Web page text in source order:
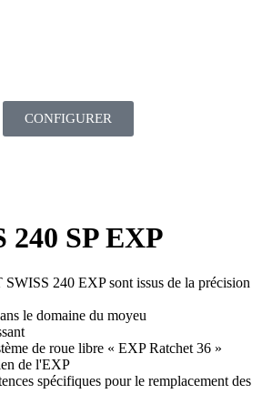
CONFIGURER
240 SP EXP
240 EXP sont issus de la précision
le domaine du moyeu
de roue libre « EXP Ratchet 36 »
de l'EXP
spécifiques pour le remplacement des